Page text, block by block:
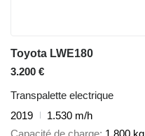
Toyota LWE180
3.200 €
Transpalette electrique
2019
1.530 m/h
Capacité de charge 1.800 kg